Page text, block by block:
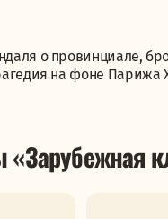
о провинциале,
на фоне Парижа
«Зарубежная